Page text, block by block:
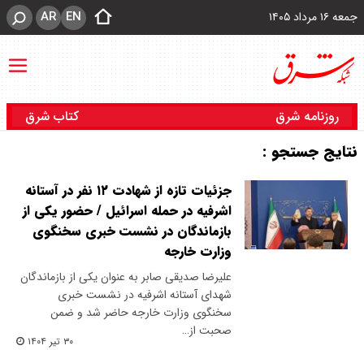
جمعه ۱۶ مرداد ۱۴۰۵ EN
AR
روزنامه شرق کتاب شرق
نتایج جستجو :
جزئیات تازه از شهادت ۱۲ نفر در آستانه
اشرفیه در حمله اسرائیل / حضور یکی از
بازماندگان در نشست خبری سخنگوی
وزارت خارجه
علیرضا صدیقی صابر به عنوان یکی از بازماندگان
شهدای آستانه اشرفیه در نشست خبری
سخنگوی وزارت خارجه حاضر شد و ضمن
صحبت از…
۳۰ تیر ۱۴۰۴